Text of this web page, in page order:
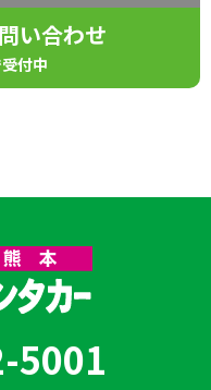
い合わせ
付中
5001